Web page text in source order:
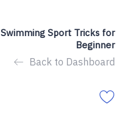
Swimming Sport Tricks for
Beginner
Back to Dashboard